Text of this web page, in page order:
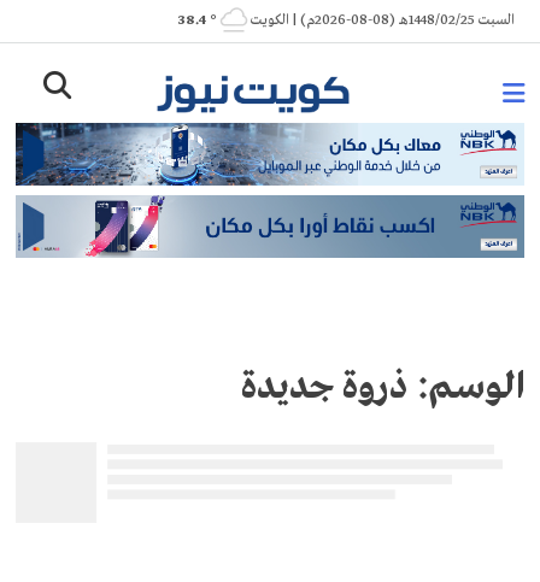
Skip
to
السبت 1448/02/25هـ (08-08-2026م) | الكويت ° 38.4
الوسم: ذروة جديدة